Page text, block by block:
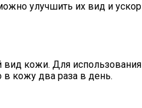
улучшить их вид и
кожи. Для
кожу два раза в день.